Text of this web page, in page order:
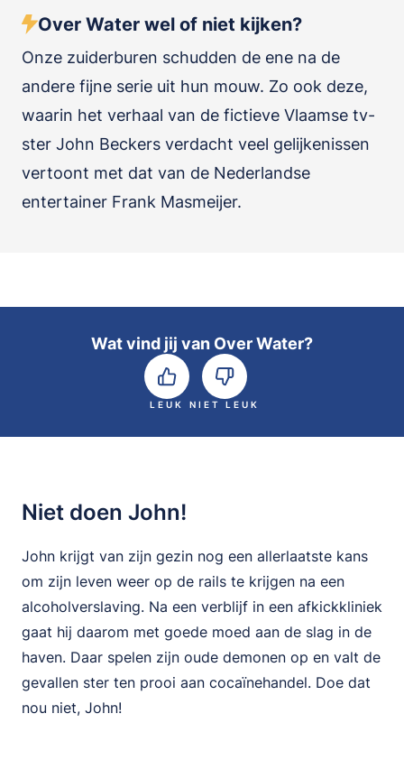
Over Water wel of niet kijken?
Onze zuiderburen schudden de ene na de
andere fijne serie uit hun mouw. Zo ook deze,
waarin het verhaal van de fictieve Vlaamse tv-
ster John Beckers verdacht veel gelijkenissen
vertoont met dat van de Nederlandse
entertainer Frank Masmeijer.
Wat vind jij van Over Water?
LEUK NIET LEUK
Niet doen John!
John krijgt van zijn gezin nog een allerlaatste kans
om zijn leven weer op de rails te krijgen na een
alcoholverslaving. Na een verblijf in een afkickkliniek
gaat hij daarom met goede moed aan de slag in de
haven. Daar spelen zijn oude demonen op en valt de
gevallen ster ten prooi aan cocaïnehandel. Doe dat
nou niet, John!